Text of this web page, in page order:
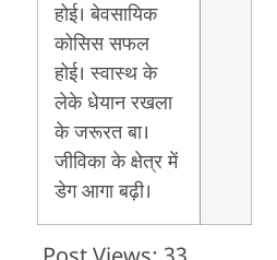
होई। बेवसायिक
कोसिस सफल
होई। स्वास्थ के
लेके धेयान रखला
के जरूरत बा।
जीविका के क्षेत्र में
डेग आगा बढ़ी।